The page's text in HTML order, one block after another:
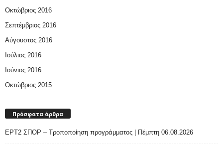
Οκτώβριος 2016
Σεπτέμβριος 2016
Αύγουστος 2016
Ιούλιος 2016
Ιούνιος 2016
Οκτώβριος 2015
Πρόσφατα άρθρα
ΕΡΤ2 ΣΠΟΡ – Τροποποίηση προγράμματος | Πέμπτη 06.08.2026